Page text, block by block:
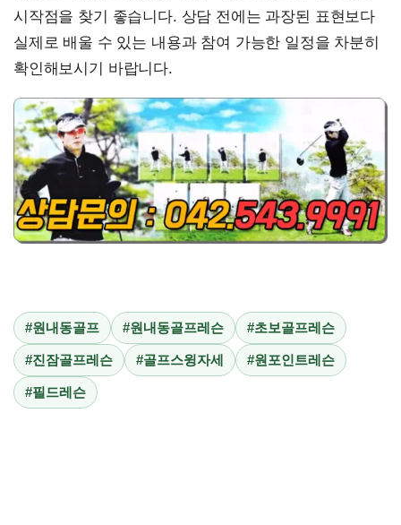
시작점을 찾기 좋습니다. 상담 전에는 과장된 표현보다
실제로 배울 수 있는 내용과 참여 가능한 일정을 차분히
확인해보시기 바랍니다.
#원내동골프 #원내동골프레슨 #초보골프레슨
#진잠골프레슨 #골프스윙자세 #원포인트레슨
#필드레슨